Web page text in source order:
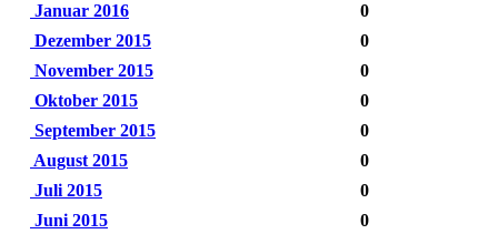
Januar 2016
0
Dezember 2015
0
November 2015
0
Oktober 2015
0
September 2015
0
August 2015
0
Juli 2015
0
Juni 2015
0